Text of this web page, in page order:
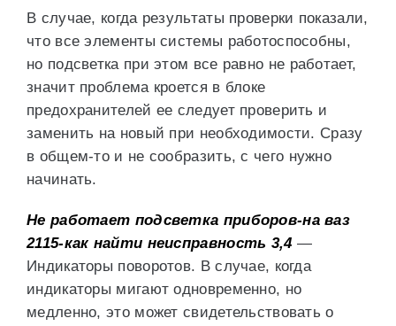
В случае, когда результаты проверки показали,
что все элементы системы работоспособны,
но подсветка при этом все равно не работает,
значит проблема кроется в блоке
предохранителей ее следует проверить и
заменить на новый при необходимости. Сразу
в общем-то и не сообразить, с чего нужно
начинать.
Не работает подсветка приборов-на ваз
2115-как найти неисправность 3,4 —
Индикаторы поворотов. В случае, когда
индикаторы мигают одновременно, но
медленно, это может свидетельствовать о